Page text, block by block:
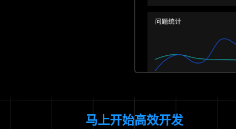
马上开始高效开发